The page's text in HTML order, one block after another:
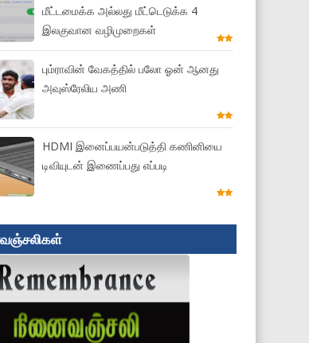
மீட்டமைக்க அல்லது மீட்டெடுக்க 4
இலகுவான வழிமுறைகள்
பும்ராவின் வேகத்தில் பலோ ஓன் ஆனது
அவுஸ்ரேலிய அணி
HDMI இனைப்பயன்படுத்தி கணினியை
டிவியுடன் இணைப்பது எப்படி